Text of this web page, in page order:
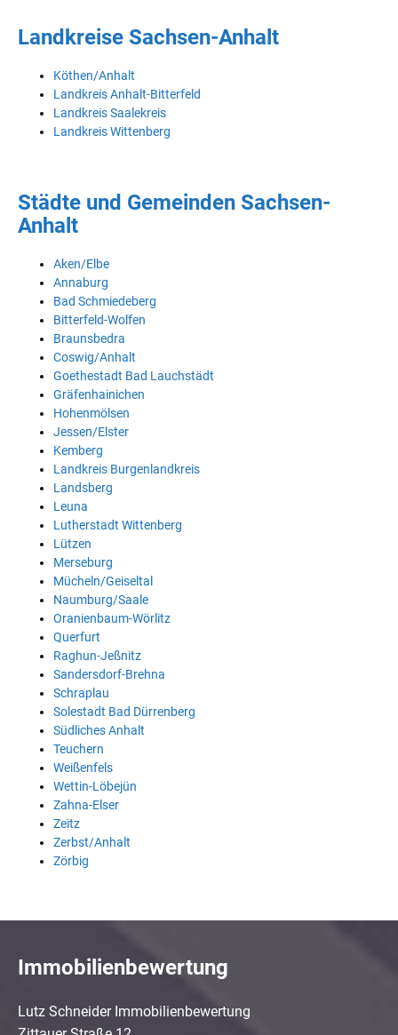
Landkreise Sachsen-Anhalt
Köthen/Anhalt
Landkreis Anhalt-Bitterfeld
Landkreis Saalekreis
Landkreis Wittenberg
Städte und Gemeinden Sachsen-
Anhalt
Aken/Elbe
Annaburg
Bad Schmiedeberg
Bitterfeld-Wolfen
Braunsbedra
Coswig/Anhalt
Goethestadt Bad Lauchstädt
Gräfenhainichen
Hohenmölsen
Jessen/Elster
Kemberg
Landkreis Burgenlandkreis
Landsberg
Leuna
Lutherstadt Wittenberg
Lützen
Merseburg
Mücheln/Geiseltal
Naumburg/Saale
Oranienbaum-Wörlitz
Querfurt
Raghun-Jeßnitz
Sandersdorf-Brehna
Schraplau
Solestadt Bad Dürrenberg
Südliches Anhalt
Teuchern
Weißenfels
Wettin-Löbejün
Zahna-Elser
Zeitz
Zerbst/Anhalt
Zörbig
Immobilienbewertung
Lutz Schneider Immobilienbewertung